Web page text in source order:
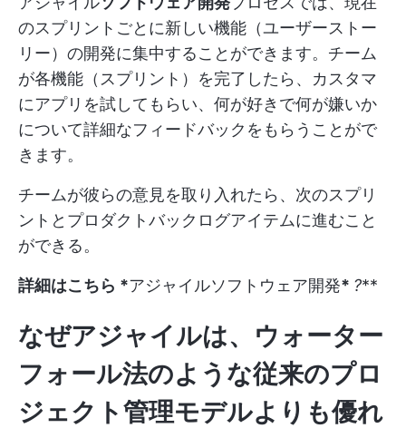
のスプリントごとに新しい機能（ユーザーストー
リー）の開発に集中することができます。チーム
が各機能（スプリント）を完了したら、カスタマ
にアプリを試してもらい、何が好きで何が嫌いか
について詳細なフィードバックをもらうことがで
きます。
チームが彼らの意見を取り入れたら、次のスプリ
ントとプロダクトバックログアイテムに進むこと
ができる。
詳細はこちら *アジャイルソフトウェア開発* ?**
なぜアジャイルは、ウォーター
フォール法のような従来のプロ
ジェクト管理モデルよりも優れ